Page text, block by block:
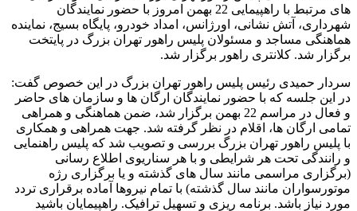
های مرتبط با راهپیمایی 22 بهمن امروز با حضور نمایندگان
شهرداری، آتش نشانی، اورژانس، امداد خودرو، پایگاه بسیج، نماینده
هماهنگی مساجد و مسئولان پلیس راهور تهران بزرگ در پایتخت
برگزار شد. کلانتری راهور برگزار شد.
سردار حمیدی رئیس پلیس راهور تهران بزرگ در این خصوص گفت:
در این جلسه که با حضور نمایندگان ارگان ها و سازمان های حاضر
و فعال در مراسم 22 بهمن برگزار شد، ضمن هماهنگی و همراهی
تمامی ارگان ها، اقلام در نظر گرفته شد. جهت همراهی و همکاری
با پلیس راهور تهران بزرگ بررسی و تصویب شد که پلیس راهنمایی
و رانندگی تحت هر شرایطی و با هر سناریوی اطلاع رسانی
(برگزاری مراسمی مانند سال های گذشته و یا برگزاری رژه
موتورسواران مانند سال گذشته) با تمام نیروها آماده برقراری تردد
مورد نیاز باشد. برنامه ریزی و تسهیل ترافیک. راهپیمایان باشید